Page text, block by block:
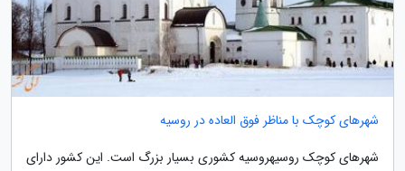
شهرهای کوچک با مناظر فوق العاده در روسیه
شهرهای کوچک روسیهروسیه کشوری بسیار بزرگ است. این کشور دارای